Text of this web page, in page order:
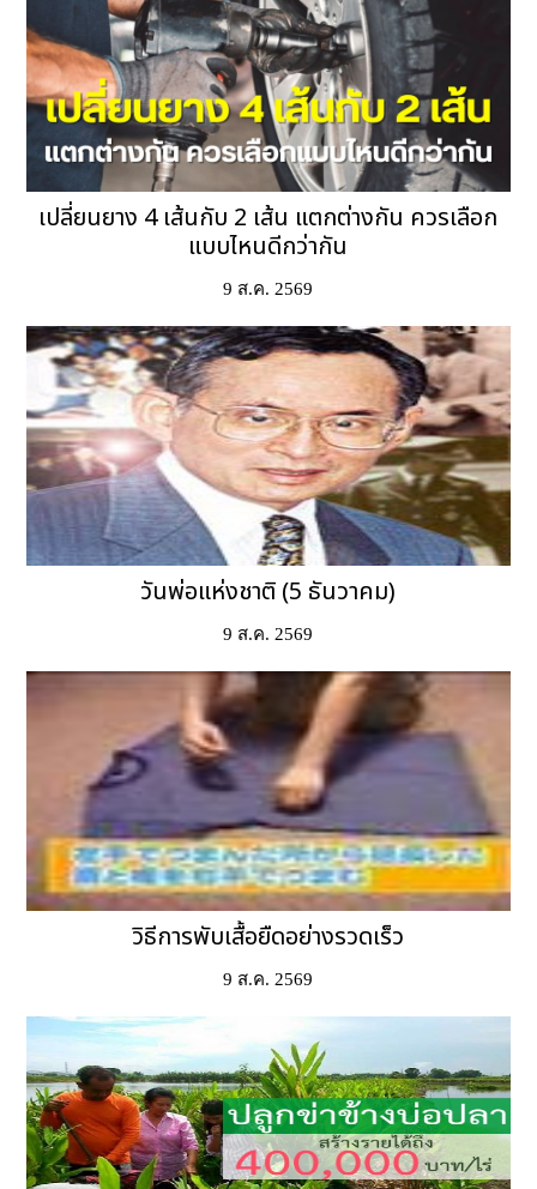
เปลี่ยนยาง 4 เส้นกับ 2 เส้น แตกต่างกัน ควรเลือก
แบบไหนดีกว่ากัน
9 ส.ค. 2569
วันพ่อแห่งชาติ (5 ธันวาคม)
9 ส.ค. 2569
วิธีการพับเสื้อยืดอย่างรวดเร็ว
9 ส.ค. 2569